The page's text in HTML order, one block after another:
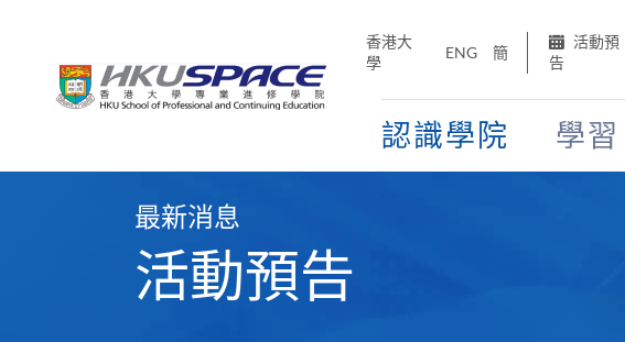
香港大
學
ENG 簡
活動預
告
認識學院 學習
最新消息
活動預告